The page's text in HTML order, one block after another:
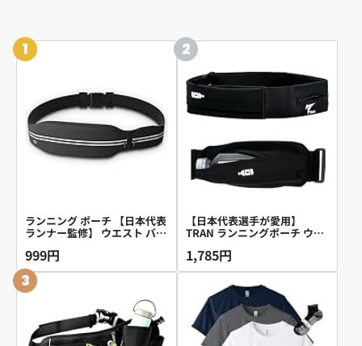
1
ランニング ポーチ 【日本代表
ランナー監修】 ウエスト バッ
スマホ ボディバッグ ユニセッ
クス ジョギング ウォーキング
(2つ口, ブラック)
999円
2
【日本代表選手が愛用】
TRAN ランニングポーチ ウエ
C2（ペットボトルポーチファ
スナーなし）2026年改良モデ
1,785円
3